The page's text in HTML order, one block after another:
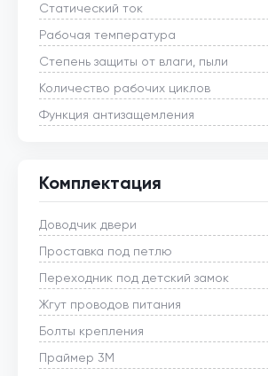
Статический ток
Рабочая температура
Степень защиты от влаги, пыли
Количество рабочих циклов
Функция антизащемления
Комплектация
Доводчик двери
Проставка под петлю
Переходник под детский замок
Жгут проводов питания
Болты крепления
Праймер 3М